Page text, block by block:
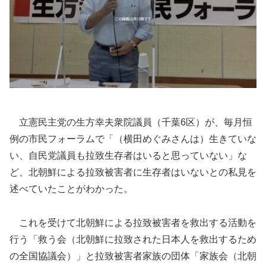
立憲民主党の生方幸夫衆院議員（千葉6区）が、毎月恒
例の市民フォーラムで「（横田めぐみさんは）生きていな
い、自民党議員も拉致生存者はいると思っていない」な
ど、北朝鮮による拉致被害者に生存者はいないとの私見を
述べていたことがわかった。
これを受けて北朝鮮による拉致被害者を救出する活動を
行う「救う会（北朝鮮に拉致された日本人を救出するため
の全国協議会）」と拉致被害者家族の団体「家族会（北朝